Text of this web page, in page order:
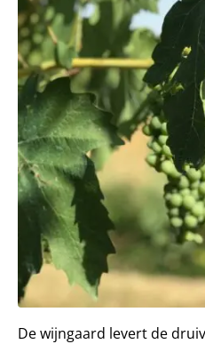
De wijngaard levert de